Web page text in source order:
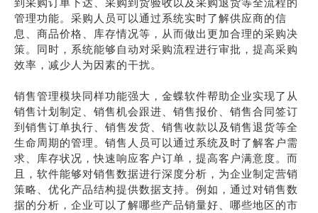
管理功能。采购人员可以通过系统实时了解供应商的信
息、商品价格、库存情况等，从而做出更加合理的采购决
策。同时，系统能够自动对采购流程进行审批，提高采购
效率，减少人为因素的干扰。
销售管理模块同样功能强大，金蝶软件帮助企业实现了从
销售计划制定、销售机会跟进、销售报价、销售合同签订
到销售订单执行、销售发货、销售收款以及销售退货等全
生命周期的管理。销售人员可以通过系统及时了解客户需
求、库存状况，快速响应客户订单，提高客户满意度。而
且，软件能够对销售数据进行深度分析，为企业制定营销
策略、优化产品结构提供数据支持。例如，通过对销售数
据的分析，企业可以了解哪些产品销量好、哪些地区的市